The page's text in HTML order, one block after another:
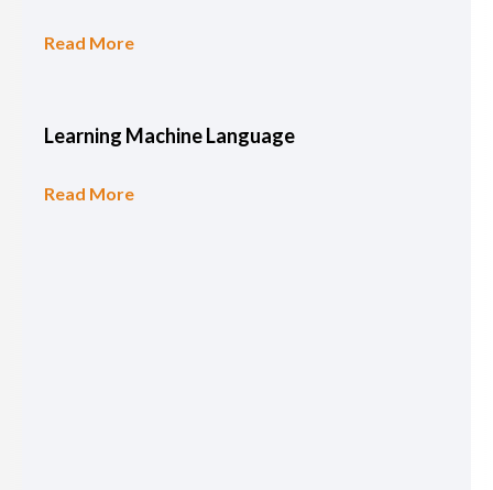
Read More
Learning Machine Language
Read More